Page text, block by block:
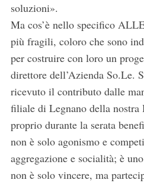
soluzioni».
Ma cos’è nello specifico
più fragili, coloro che sono
per costruire con loro un
direttore dell’Azienda So.Le.
ricevuto il contributo dalle
filiale di Legnano della nostra
proprio durante la serata
non è solo agonismo e
aggregazione e socialità; è
non è solo vincere, ma